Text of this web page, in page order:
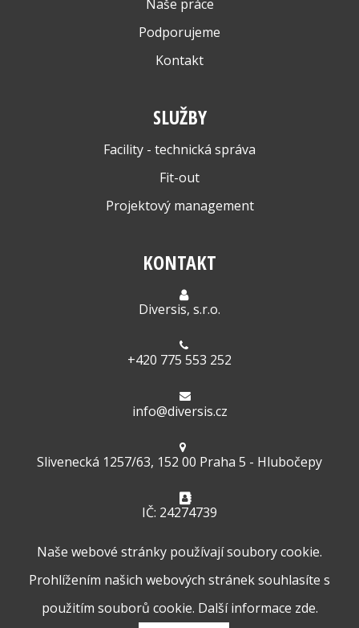
Naše práce
Podporujeme
Kontakt
SLUŽBY
Facility - technická správa
Fit-out
Projektový management
KONTAKT
Diversis, s.r.o.
+420 775 553 252
info@diversis.cz
Slivenecká 1257/63, 152 00 Praha 5 - Hlubočepy
IČ: 24274739
Diversis| Všechna práva vyhrazena.
Naše webové stránky používají soubory cookie.
Prohlížením našich webových stránek souhlasíte s
použitím souborů cookie. Další informace zde.